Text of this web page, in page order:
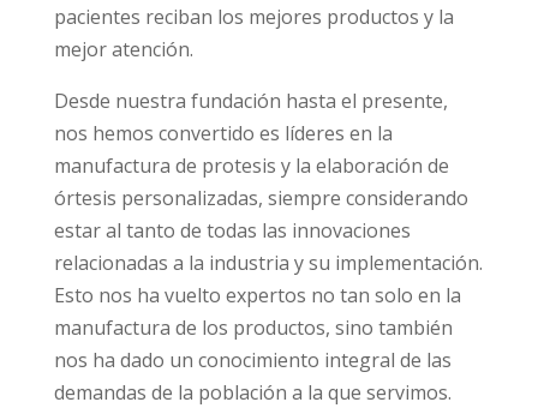
pacientes reciban los mejores productos y la
mejor atención.
Desde nuestra fundación hasta el presente,
nos hemos convertido es líderes en la
manufactura de protesis y la elaboración de
órtesis personalizadas, siempre considerando
estar al tanto de todas las innovaciones
relacionadas a la industria y su implementación.
Esto nos ha vuelto expertos no tan solo en la
manufactura de los productos, sino también
nos ha dado un conocimiento integral de las
demandas de la población a la que servimos.